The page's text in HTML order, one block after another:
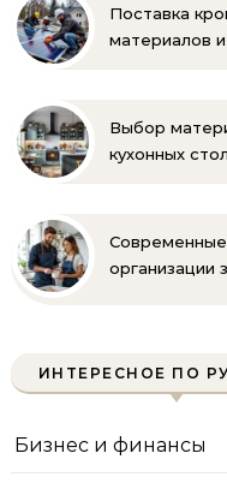
Поставка
материалов и
Выбор
кухонных
организации
ИНТЕРЕСНОЕ ПО
Бизнес и финансы